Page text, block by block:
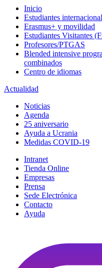
Inicio
Estudiantes
Erasmus+ y movilidad
Estudiantes Visitantes
Profesores/PTGAS
Blended intensive
combinados
Centro de idiomas
Actualidad
Noticias
Agenda
25 aniversario
Ayuda a Ucrania
Medidas COVID-19
Intranet
Tienda Online
Empresas
Prensa
Sede Electrónica
Contacto
Ayuda